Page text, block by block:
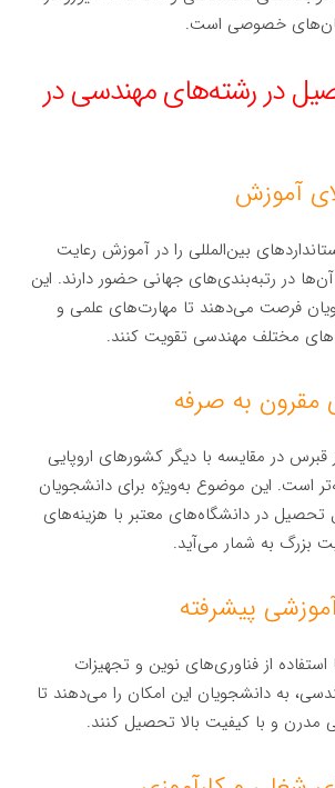
خصوصی است.
در رشته‌های مهندسی در
بین‌المللی را در آموزش رعایت
در رتبه‌بندی‌های جهانی حضور دارند. این
فرصت می‌دهند تا مهارت‌های علمی و
مختلف مهندسی تقویت کنند.
در مقایسه با دیگر کشورهای اروپایی
است. این موضوع به‌ویژه برای دانشجویان
تحصیل در دانشگاه‌های معتبر با هزینه‌های
بزرگ به شمار می‌آید.
از فناوری‌های نوین و تجهیزات
به دانشجویان این امکان را می‌دهند تا
و با کیفیت بالا تحصیل کنند.